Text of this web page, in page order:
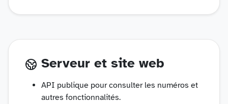
Serveur et site web
API publique pour consulter les numéros et
autres fonctionnalités.